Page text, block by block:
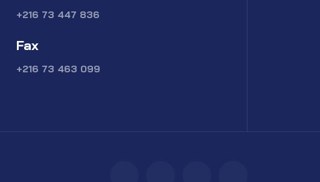
+216 73 447 836
Fax
+216 73 463 099